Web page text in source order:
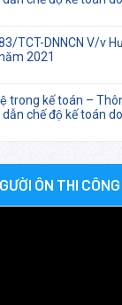
TCT-DNNCN V/v
2021
trong kế toán –
chế độ kế toán
ÔN THI